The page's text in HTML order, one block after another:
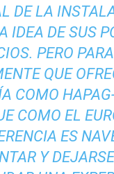
DE LA
IDEA DE SUS
PERO
QUE
COMO
COMO EL
ES
Y